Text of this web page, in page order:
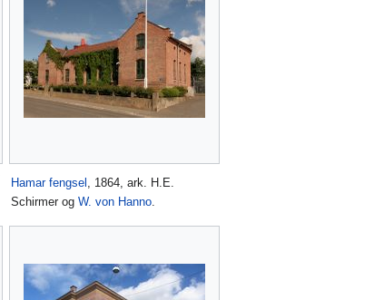
Hamar fengsel , 1864, ark. H.E.
Schirmer ogW. von Hanno.